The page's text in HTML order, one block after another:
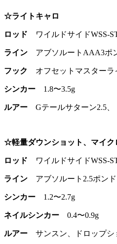
☆ライトキャロ
ロッド ワイルドサイドWSS-
ライン アブソルートAAA3ポ
フック オフセットマスターラ
シンカー 1.8〜3.5g
ルアー Gテールサターン2.5、
☆軽量ダウンショット、マイク
ロッド ワイルドサイドWSS-
ライン アブソルート2.5ポンド
シンカー 1.2〜2.7g
ネイルシンカー 0.4〜0.9g
ルアー サンスン、ドロップシ